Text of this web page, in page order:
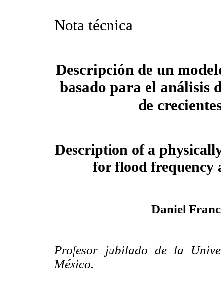
Nota técnica
Descripción de un
basado para el análisis
de
Description of a
for flood frequency
Daniel
Profesor jubilado de la
México.